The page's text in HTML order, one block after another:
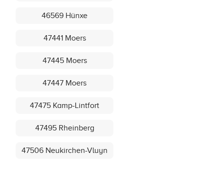
46569 Hünxe
47441 Moers
47445 Moers
47447 Moers
47475 Kamp-Lintfort
47495 Rheinberg
47506 Neukirchen-Vluyn